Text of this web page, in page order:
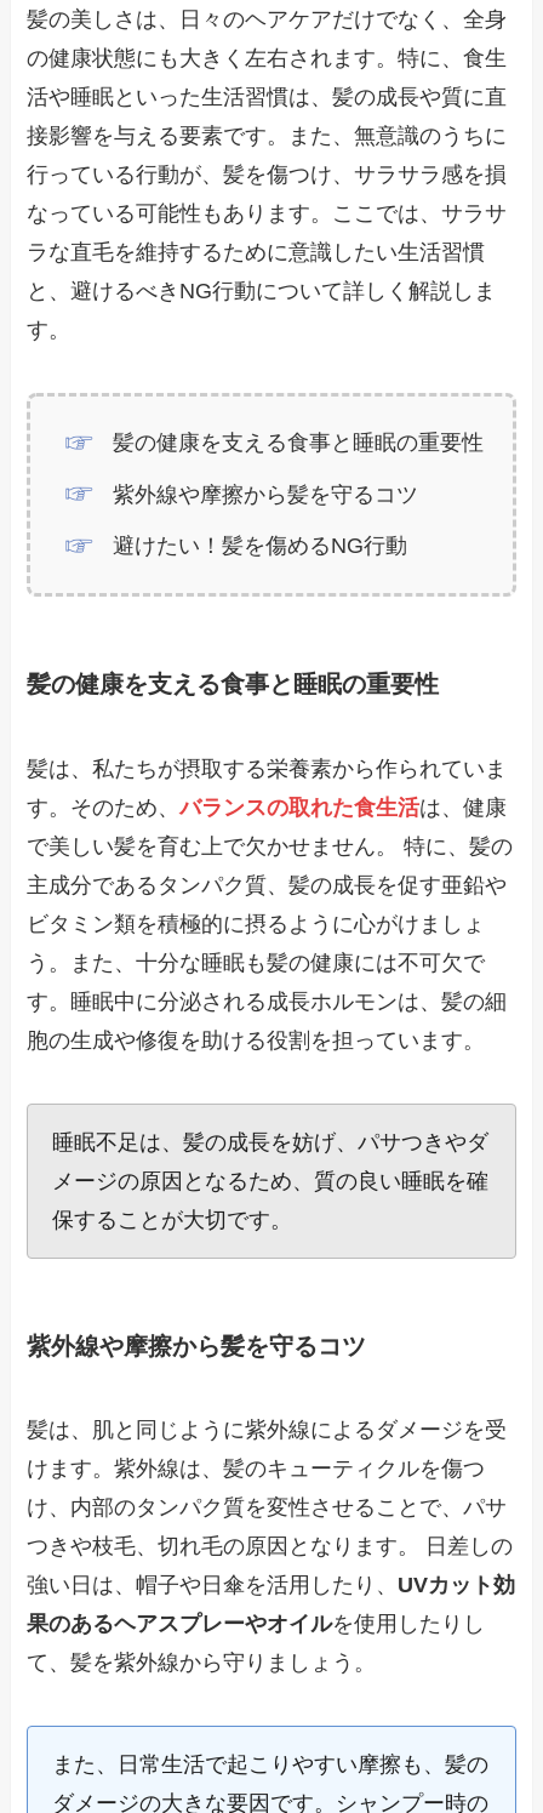
髪の美しさは、日々のヘアケアだけでなく、全身
の健康状態にも大きく左右されます。特に、食生
活や睡眠といった生活習慣は、髪の成長や質に直
接影響を与える要素です。また、無意識のうちに
行っている行動が、髪を傷つけ、サラサラ感を損
なっている可能性もあります。ここでは、サラサ
ラな直毛を維持するために意識したい生活習慣
と、避けるべきNG行動について詳しく解説しま
す。
髪の健康を支える食事と睡眠の重要性
紫外線や摩擦から髪を守るコツ
避けたい！髪を傷めるNG行動
髪の健康を支える食事と睡眠の重要性
髪は、私たちが摂取する栄養素から作られていま
す。そのため、バランスの取れた食生活は、健康
で美しい髪を育む上で欠かせません。 特に、髪の
主成分であるタンパク質、髪の成長を促す亜鉛や
ビタミン類を積極的に摂るように心がけましょ
う。また、十分な睡眠も髪の健康には不可欠で
す。睡眠中に分泌される成長ホルモンは、髪の細
胞の生成や修復を助ける役割を担っています。
睡眠不足は、髪の成長を妨げ、パサつきやダ
メージの原因となるため、質の良い睡眠を確
保することが大切です。
紫外線や摩擦から髪を守るコツ
髪は、肌と同じように紫外線によるダメージを受
けます。紫外線は、髪のキューティクルを傷つ
け、内部のタンパク質を変性させることで、パサ
つきや枝毛、切れ毛の原因となります。 日差しの
強い日は、帽子や日傘を活用したり、 UVカット効
果のあるヘアスプレーやオイルを使用したりし
て、髪を紫外線から守りましょう。
また、日常生活で起こりやすい摩擦も、髪の
ダメージの大きな要因です。シャンプー時の